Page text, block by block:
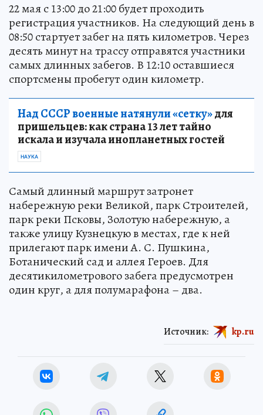
22 мая с 13:00 до 21:00 будет проходить
регистрация участников. На следующий день в
08:50 стартует забег на пять километров. Через
десять минут на трассу отправятся участники
самых длинных забегов. В 12:10 оставшиеся
спортсмены пробегут один километр.
Над СССР военные натянули «сетку»для
пришельцев: как страна 13 лет тайно
искала и изучала инопланетных гостей
НАУКА
Самый длинный маршрут затронет
набережную реки Великой, парк Строителей,
парк реки Псковы, Золотую набережную, а
также улицу Кузнецкую в местах, где к ней
прилегают парк имени А. С. Пушкина,
Ботанический сад и аллея Героев. Для
десятикилометрового забега предусмотрен
один круг, а для полумарафона – два.
Источник: kp.ru